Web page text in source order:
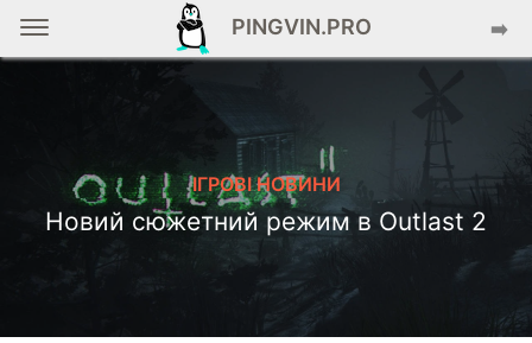
PINGVIN.PRO ➡️
ІГРОВІ НОВИНИ
Новий сюжетний режим в Outlast 2